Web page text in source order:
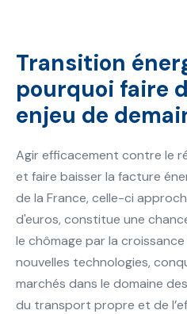
Transition
pourquoi faire
enjeu de
Agir efficacement contre le
et faire baisser la facture
de la France, celle-ci
d'euros, constitue une
le chômage par la
nouvelles technologies,
marchés dans le domaine des
du transport propre et de